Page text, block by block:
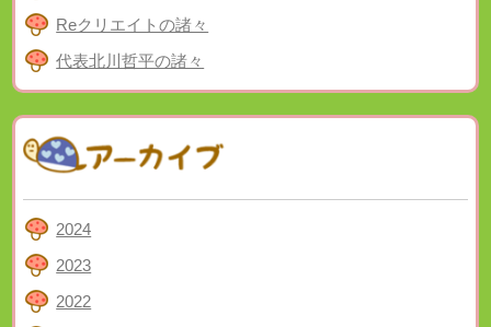
Reクリエイトの諸々
代表北川哲平の諸々
2024
2023
2022